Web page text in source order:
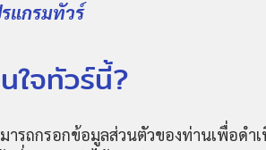
แกรมทัวร์
ใจทัวร์นี้?
ารถกรอกข้อมูลส่วนตัวของท่านเพื่อดำเ